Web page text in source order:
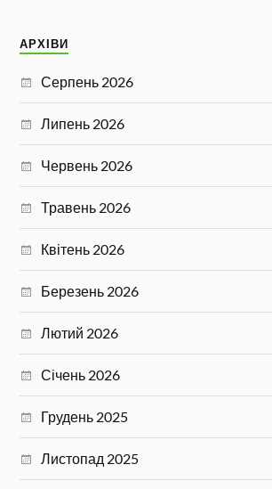
АРХІВИ
Серпень 2026
Липень 2026
Червень 2026
Травень 2026
Квітень 2026
Березень 2026
Лютий 2026
Січень 2026
Грудень 2025
Листопад 2025